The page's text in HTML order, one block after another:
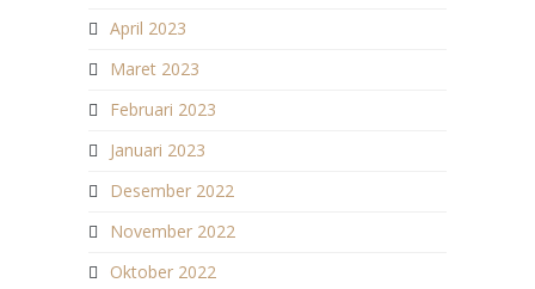
April 2023
Maret 2023
Februari 2023
Januari 2023
Desember 2022
November 2022
Oktober 2022